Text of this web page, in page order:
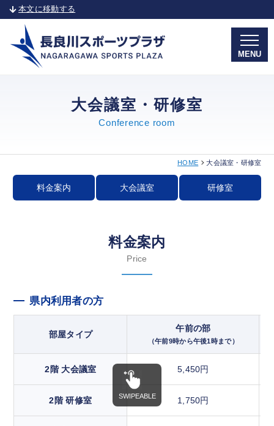
本文に移動する
大会議室・研修室
Conference room
HOME 大会議室・研修室
料金案内 大会議室 研修室
料金案内
Price
県内利用者の方
部屋タイプ
午前の部
（午前9時から午後1時まで）
2階 大会議室 5,450円
2階 研修室 1,750円
MENU